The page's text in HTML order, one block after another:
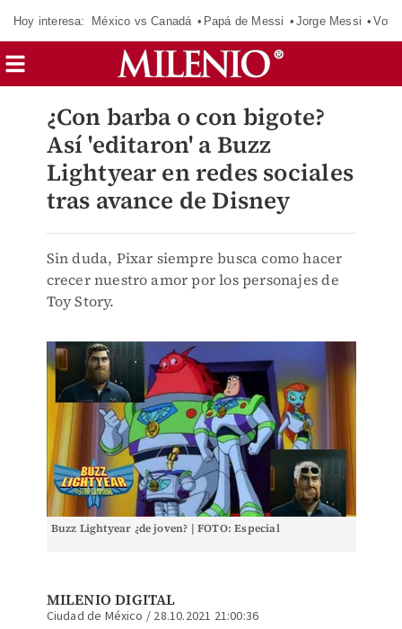
Hoy interesa: México vs Canadá Papá de Messi Jorge Messi
¿Con barba o con bigote?
Así 'editaron' a Buzz
Lightyear en redes sociales
tras avance de Disney
Sin duda, Pixar siempre busca como hacer
crecer nuestro amor por los personajes de
Toy Story.
Buzz Lightyear ¿de joven? | FOTO: Especial
MILENIO DIGITAL
Ciudad de México / 28.10.2021 21:00:36